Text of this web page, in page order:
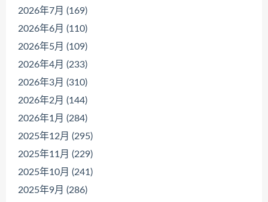
2026年7月 (169)
2026年6月 (110)
2026年5月 (109)
2026年4月 (233)
2026年3月 (310)
2026年2月 (144)
2026年1月 (284)
2025年12月 (295)
2025年11月 (229)
2025年10月 (241)
2025年9月 (286)